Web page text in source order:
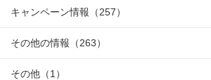
キャンペーン情報 （257）
その他の情報 （263）
その他 （1）